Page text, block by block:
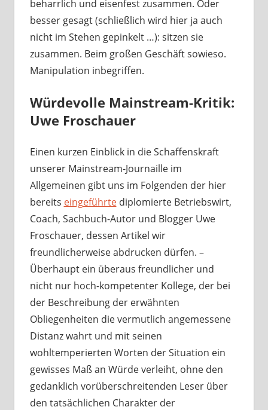
beharrlich und eisenfest zusammen. Oder
besser gesagt (schließlich wird hier ja auch
nicht im Stehen gepinkelt …): sitzen sie
zusammen. Beim großen Geschäft sowieso.
Manipulation inbegriffen.
Würdevolle Mainstream-Kritik:
Uwe Froschauer
Einen kurzen Einblick in die Schaffenskraft
unserer Mainstream-Journaille im
Allgemeinen gibt uns im Folgenden der hier
bereits eingeführtediplomierte Betriebswirt,
Coach, Sachbuch-Autor und Blogger Uwe
Froschauer, dessen Artikel wir
freundlicherweise abdrucken dürfen. –
Überhaupt ein überaus freundlicher und
nicht nur hoch-kompetenter Kollege, der bei
der Beschreibung der erwähnten
Obliegenheiten die vermutlich angemessene
Distanz wahrt und mit seinen
wohltemperierten Worten der Situation ein
gewisses Maß an Würde verleiht, ohne den
gedanklich vorüberschreitenden Leser über
den tatsächlichen Charakter der